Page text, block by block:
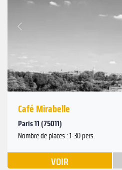
Précédent
Café Mirabelle
Paris 11 (75011)
Nombre de places : 1-30 pers.
VOIR